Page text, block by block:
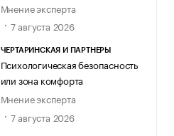
Мнение эксперта
7 августа 2026
ЧЕРТАРИНСКАЯ И ПАРТНЕРЫ
Психологическая безопасность
или зона комфорта
Мнение эксперта
7 августа 2026